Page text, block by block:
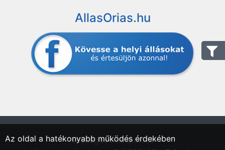
AllasOrias.hu
"Országos Állásportál."
Az oldal a hatékonyabb működés érdekében